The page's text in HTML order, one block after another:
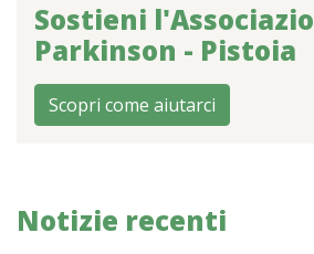
Sostieni
Parkinson - Pistoia
Scopri come aiutarci
Notizie recenti